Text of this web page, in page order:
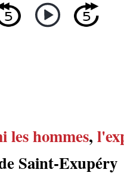
hommes,
Saint-Exupéry